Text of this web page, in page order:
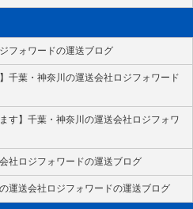
フォワードの運送ブログ
千葉・神奈川の運送会社ロジフォワード
す】千葉・神奈川の運送会社ロジフォワ
社ロジフォワードの運送ブログ
運送会社ロジフォワードの運送ブログ